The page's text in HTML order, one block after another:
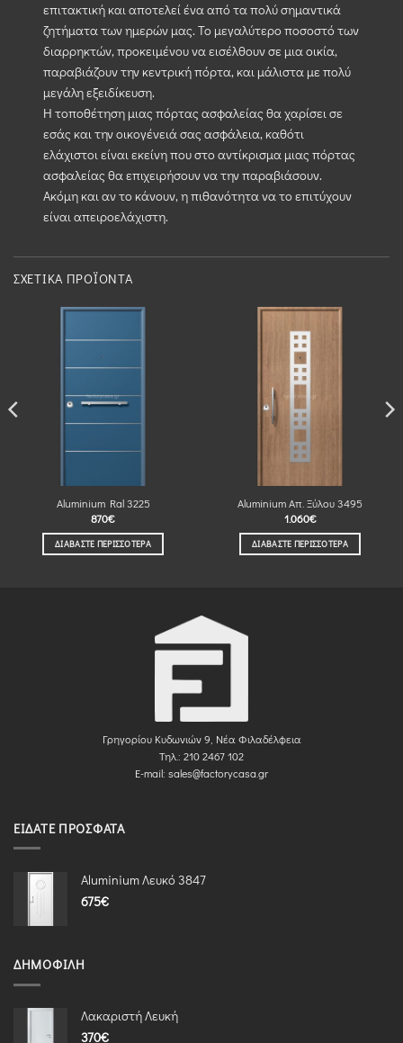
επιτακτική και αποτελεί ένα από τα πολύ σημαντικά
ζητήματα των ημερών μας. Το μεγαλύτερο ποσοστό των
διαρρηκτών, προκειμένου να εισέλθουν σε μια οικία,
παραβιάζουν την κεντρική πόρτα, και μάλιστα με πολύ
μεγάλη εξειδίκευση.
Η τοποθέτηση μιας πόρτας ασφαλείας θα χαρίσει σε
εσάς και την οικογένειά σας ασφάλεια, καθότι
ελάχιστοι είναι εκείνη που στο αντίκρισμα μιας πόρτας
ασφαλείας θα επιχειρήσουν να την παραβιάσουν.
Ακόμη και αν το κάνουν, η πιθανότητα να το επιτύχουν
είναι απειροελάχιστη.
ΣΧΕΤΙΚΆ ΠΡΟΪΌΝΤΑ
Aluminium Ral 3225
870€
ΔΙΑΒΆΣΤΕ ΠΕΡΙΣΣΌΤΕΡΑ
Aluminium Απ. Ξύλου 3495
1.060€
ΔΙΑΒΆΣΤΕ ΠΕΡΙΣΣΌΤΕΡΑ
Γρηγορίου Κυδωνιών 9, Νέα Φιλαδέλφεια
Τηλ.: 210 2467 102
E-mail: sales@factorycasa.gr
ΕΊΔΑΤΕ ΠΡΌΣΦΑΤΑ
Aluminium Λευκό 3847
675€
ΔΗΜΟΦΙΛΉ
Λακαριστή Λευκή
370€